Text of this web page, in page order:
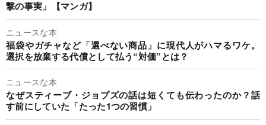
撃の事実」【マンガ】
ニュースな本
福袋やガチャなど「選べない商品」に現代人がハマるワケ。
選択を放棄する代償として払う“対価”とは？
ニュースな本
なぜスティーブ・ジョブズの話は短くても伝わったのか？話
す前にしていた「たった1つの習慣」